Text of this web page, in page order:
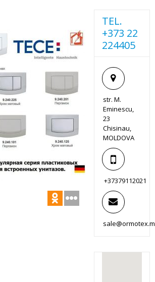
TEL.
+373 22
224405
str. M.
Eminescu,
23
Chisinau,
MOLDOVA
+37379112021